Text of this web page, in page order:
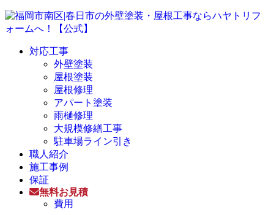
対応工事
外壁塗装
屋根塗装
屋根修理
アパート塗装
雨樋修理
大規模修繕工事
駐車場ライン引き
職人紹介
施工事例
保証
無料お見積
費用